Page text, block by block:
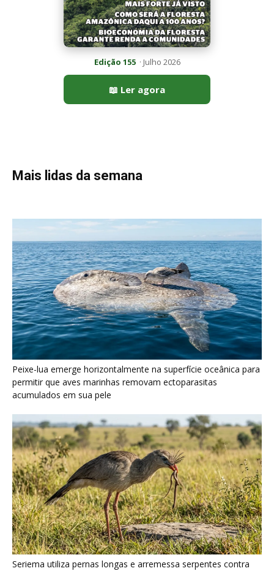
Edição 155· Julho 2026
📖 Ler agora
Mais lidas da semana
Peixe-lua emerge horizontalmente na superfície oceânica para
permitir que aves marinhas removam ectoparasitas
acumulados em sua pele
Seriema utiliza pernas longas e arremessa serpentes contra